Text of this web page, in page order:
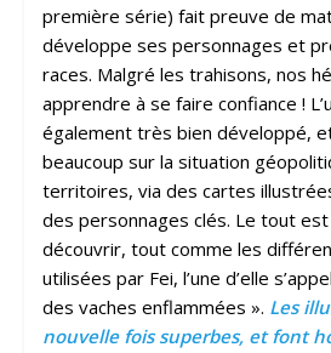
première série) fait preuve de
développe ses personnages et
races. Malgré les trahisons, nos
apprendre à se faire confiance !
également très bien développé,
beaucoup sur la situation
territoires, via des cartes
des personnages clés. Le tout
découvrir, tout comme les
utilisées par Fei, l’une d’elle
des vaches enflammées ». Les
nouvelle fois superbes, et font